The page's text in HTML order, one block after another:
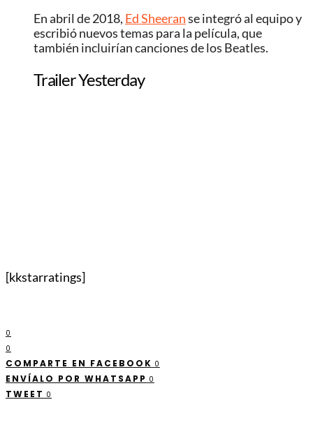
En abril de 2018, Ed Sheeranse integró al equipo y
escribió nuevos temas para la película, que
también incluirían canciones de los Beatles.
Trailer Yesterday
[kkstarratings]
0
0
COMPARTE EN FACEBOOK 0
ENVÍALO POR WHATSAPP 0
TWEET 0